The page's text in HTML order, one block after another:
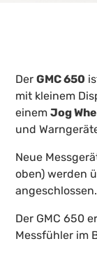
DerGMC 650
mit kleinem
einemJog
und
Neue
oben) werden
angeschlossen.
Der GMC 650
Messfühler im